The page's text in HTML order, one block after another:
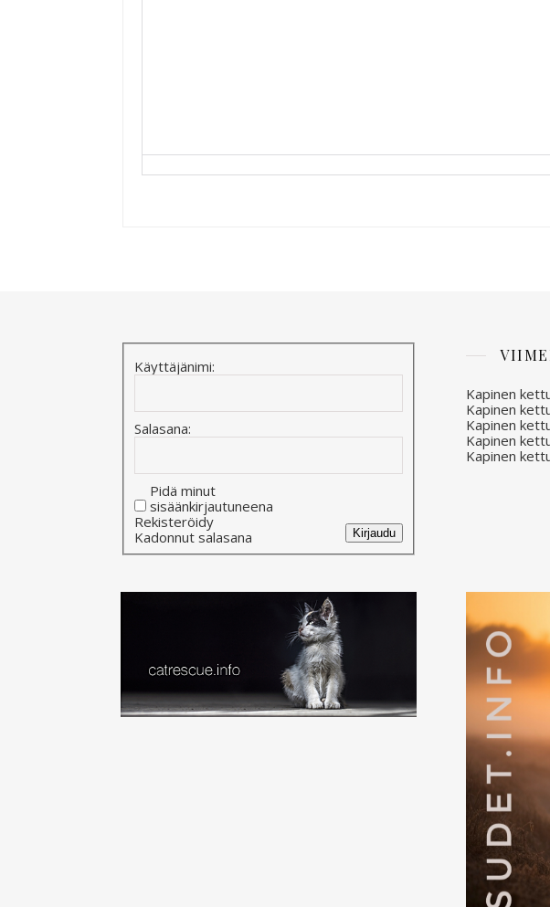
Käyttäjänimi:
Salasana:
Pidä minut
sisäänkirjautuneena
Alternative:
Kirjaudu
Rekisteröidy
Kadonnut salasana
Kapinen
Kapinen
Kapinen
Kapinen
Kapinen